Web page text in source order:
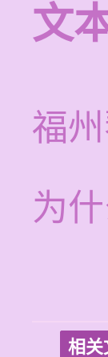
文
福
为
相关